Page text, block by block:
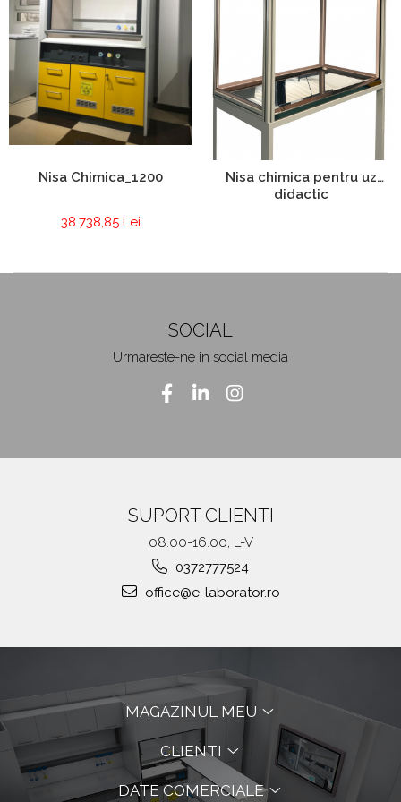
Chiuvete
Mobilier medical
Transport
Uscatoare de sticlarie
Ventilatie / Exhaustare
Dulapuri De Laborator/Corpuri
De Stocare
Dulapuri de reactivi
Dulapuri under-bench mobile
Nisa Chimica_1200
38.738,85 Lei
Nisa chimica pentru uz
didactic
SOCIAL
Urmareste-ne in social media
SUPORT CLIENTI
08.00-16.00, L-V
0372777524
office@e-laborator.ro
MAGAZINUL MEU
CLIENTI
DATE COMERCIALE